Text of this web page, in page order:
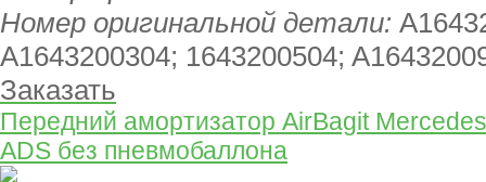
Номер оригинальной детали:
A1643200304; 1643200504;
Заказать
Передний амортизатор AirBagit
ADS без пневмобаллона